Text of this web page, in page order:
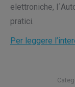
elettroniche,
pratici.
Per leggere